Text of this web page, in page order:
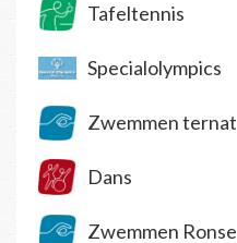
Tafeltennis
Specialolympics
Zwemmen ternat
Dans
Zwemmen Ronse